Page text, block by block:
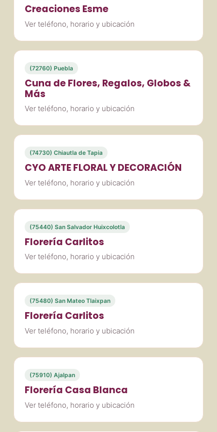
Creaciones Esme
Ver teléfono, horario y ubicación
(72760) Puebla
Cuna de Flores, Regalos, Globos &
Más
Ver teléfono, horario y ubicación
(74730) Chiautla de Tapia
CYO ARTE FLORAL Y DECORACIÓN
Ver teléfono, horario y ubicación
(75440) San Salvador Huixcolotla
Florería Carlitos
Ver teléfono, horario y ubicación
(75480) San Mateo Tlaixpan
Florería Carlitos
Ver teléfono, horario y ubicación
(75910) Ajalpan
Florería Casa Blanca
Ver teléfono, horario y ubicación